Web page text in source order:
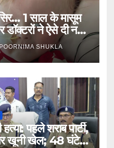
1 साल के मासूम
डॉक्टरों ने ऐसे दी नई
SHUKLA
पहले शराब पार्टी,
खूनी खेल; 48 घंटे में